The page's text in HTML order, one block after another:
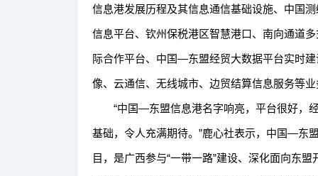
信息港发展历程及其信息通信基础设施、中国
信息平台、钦州保税港区智慧港口、南向通道
际合作平台、中国—东盟经贸大数据平台实时
像、云通信、无线城市、边贸结算信息服务等
“中国—东盟信息港名字响亮，平台很好，经
基础，令人充满期待。”鹿心社表示，中国—东
目，是广西参与“一带一路”建设、深化面向东